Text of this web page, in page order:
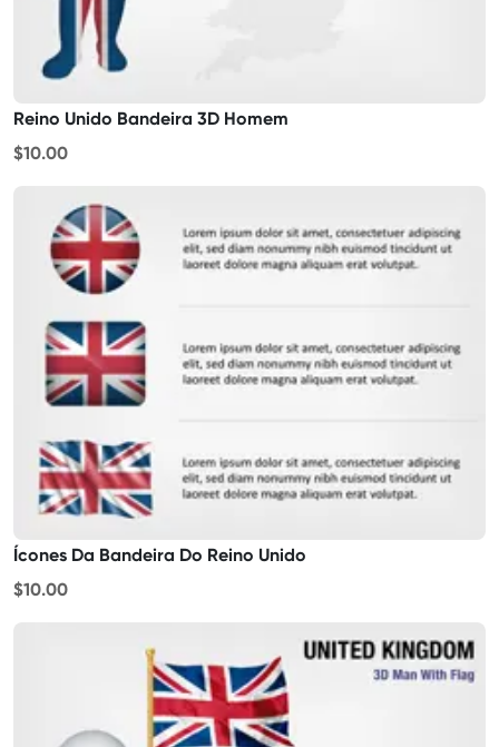
Reino Unido Bandeira 3D Homem
$10.00
Ícones Da Bandeira Do Reino Unido
$10.00